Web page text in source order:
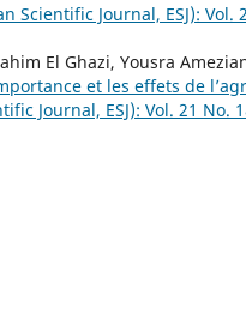
Scientific Journal, ESJ): Vol.
El Ghazi, Yousra
et les effets de
Journal, ESJ): Vol. 21 No.